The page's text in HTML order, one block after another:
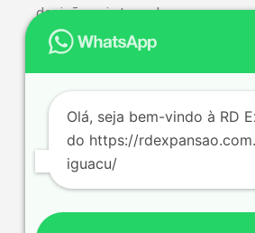
decisão seja tomada com
negociação acontece com sigilo e o
acompanhamento da nossa
as oportunidades em Foz do
Olá, seja bem-vindo à RD
do https://
iguacu/